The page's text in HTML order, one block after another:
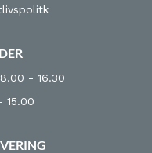
- 16.30
15.00